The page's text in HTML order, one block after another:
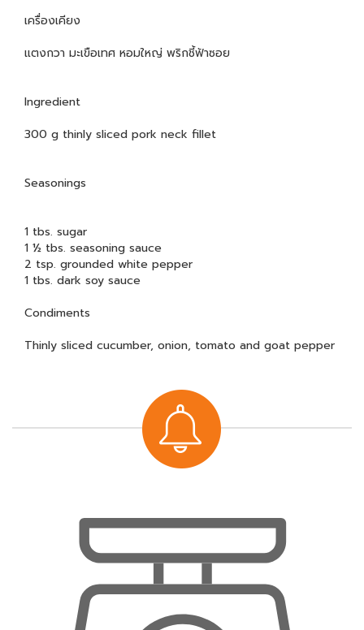
เครื่องเคียง
แตงกวา มะเขือเทศ หอมใหญ่ พริกชี้ฟ้าซอย
Ingredient
300 g thinly sliced pork neck fillet
Seasonings
1 tbs. sugar
1 ½ tbs. seasoning sauce
2 tsp. grounded white pepper
1 tbs. dark soy sauce
Condiments
Thinly sliced cucumber, onion, tomato and goat pepper